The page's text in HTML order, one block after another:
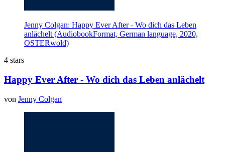
Jenny Colgan: Happy Ever After - Wo dich das Leben
anlächelt (AudiobookFormat, German language, 2020,
OSTERwold)
4 stars
Happy Ever After - Wo dich das Leben anlächelt
von Jenny Colgan